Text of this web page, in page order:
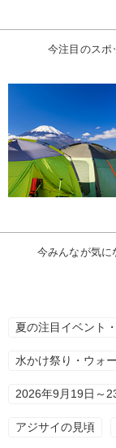
今注目のスポ
今みんなが気に
夏の注目イベント
水かけ祭り・ウォ
2026年9月19日～
アジサイの見頃